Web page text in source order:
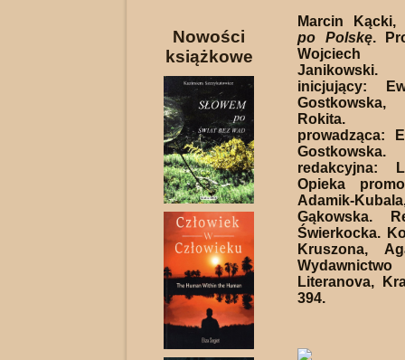
Nowości
książkowe
Marcin
po Polskę.
Wojciech
Janikowski.
inicjujący:
Rokita.
prowadząca:
redakcyjna:
Opieka
Adamik-
Gąkowska.
Świerkocka.
Kruszona,
Literanova,
394.